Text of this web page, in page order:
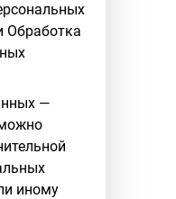
Обработка
—
иному